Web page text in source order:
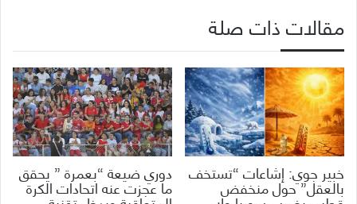
مقالات ذات صلة
خبير جوي: إشاعات “تستخف
بالعقل” حول منخفض
دوري ضيعة “بعمرة ” يحقق
ما عجزت عنه اتحادات الكرة